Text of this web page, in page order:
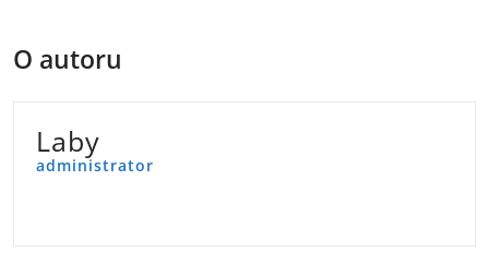
O autoru
Laby
administrator